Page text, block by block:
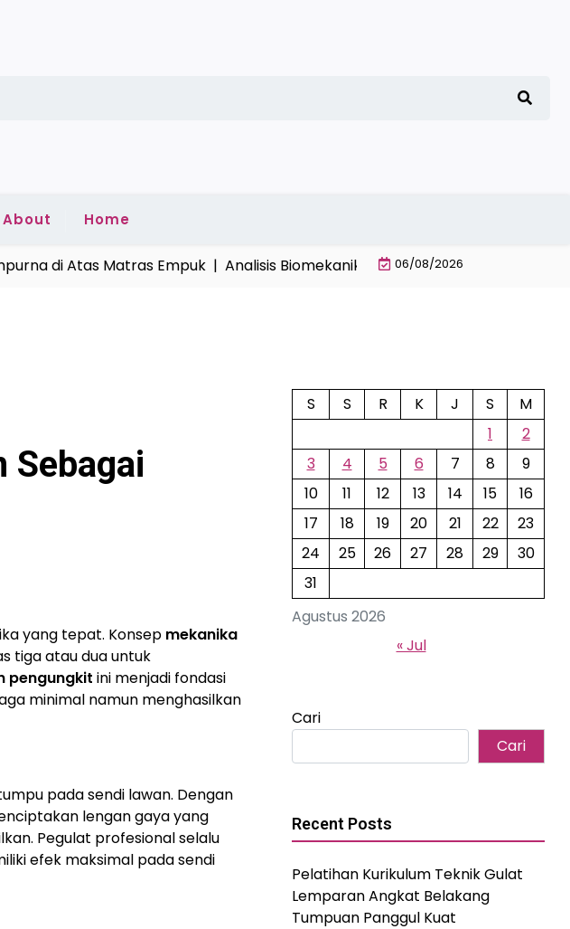
About Home
di Atas Matras Empuk |Analisis Biomekanika Gulat dalam Mengoptimalkan
06/08/2026
Sebagai
yang tepat. Konsep mekanika
tiga atau dua untuk
pengungkit ini menjadi fondasi
minimal namun menghasilkan
pada sendi lawan. Dengan
lengan gaya yang
Pegulat profesional selalu
efek maksimal pada sendi
Agustus 2026
S S R K J S
M
1
2
3
4 5 6 7 8
9
10
11 12 13 14 15
16
17
18 19 20 21 22
23
24
25 26 27 28 29
30
31
« Jul
Cari
Cari
Recent Posts
Pelatihan Kurikulum Teknik Gulat
Lemparan Angkat Belakang
Tumpuan Panggul Kuat